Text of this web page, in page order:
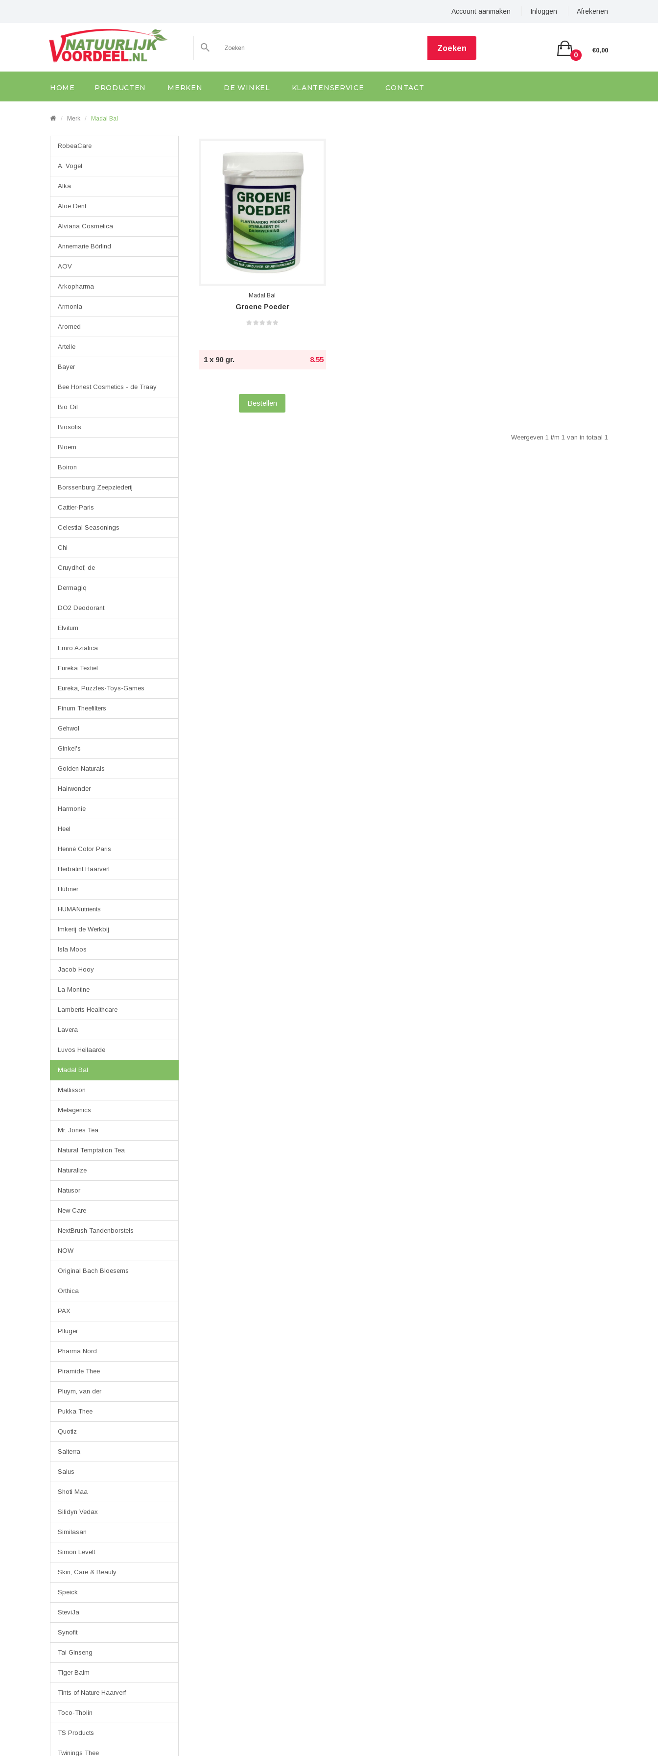
Account aanmaken Inloggen Afrekenen
Zoeken
0
€0,00
HOME PRODUCTEN MERKEN DE WINKEL KLANTENSERVICE CONTACT
Merk Madal Bal
RobeaCare
A. Vogel
Alka
Aloë Dent
Alviana Cosmetica
Annemarie Börlind
AOV
Arkopharma
Armonia
Aromed
Artelle
Bayer
Bee Honest Cosmetics - de Traay
Bio Oil
Biosolis
Bloem
Boiron
Borssenburg Zeepziederij
Cattier-Paris
Celestial Seasonings
Chi
Cruydhof, de
Dermagiq
DO2 Deodorant
Elvitum
Emro Aziatica
Eureka Textiel
Eureka, Puzzles-Toys-Games
Finum Theefilters
Gehwol
Ginkel's
Golden Naturals
Hairwonder
Harmonie
Heel
Henné Color Paris
Herbatint Haarverf
Hübner
HUMANutrients
Imkerij de Werkbij
Isla Moos
Jacob Hooy
La Montine
Lamberts Healthcare
Lavera
Luvos Heilaarde
Madal Bal
Mattisson
Metagenics
Mr. Jones Tea
Natural Temptation Tea
Naturalize
Natusor
New Care
NextBrush Tandenborstels
NOW
Original Bach Bloesems
Orthica
PAX
Pfluger
Pharma Nord
Piramide Thee
Pluym, van der
Pukka Thee
Quotiz
Salterra
Salus
Shoti Maa
Silidyn Vedax
Similasan
Simon Levelt
Skin, Care & Beauty
Speick
SteviJa
Synofit
Tai Ginseng
Tiger Balm
Tints of Nature Haarverf
Toco-Tholin
TS Products
Twinings Thee
Madal Bal
Groene Poeder
1 x 90 gr. 8.55
Bestellen
Weergeven 1 t/m 1 van in totaal 1